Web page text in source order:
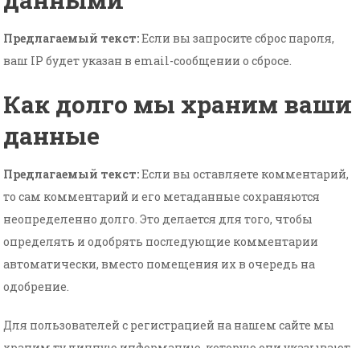
Предлагаемый текст:Если вы запросите сброс пароля,
ваш IP будет указан в email-сообщении о сбросе.
Как долго мы храним ваши
данные
Предлагаемый текст:Если вы оставляете комментарий,
то сам комментарий и его метаданные сохраняются
неопределенно долго. Это делается для того, чтобы
определять и одобрять последующие комментарии
автоматически, вместо помещения их в очередь на
одобрение.
Для пользователей с регистрацией на нашем сайте мы